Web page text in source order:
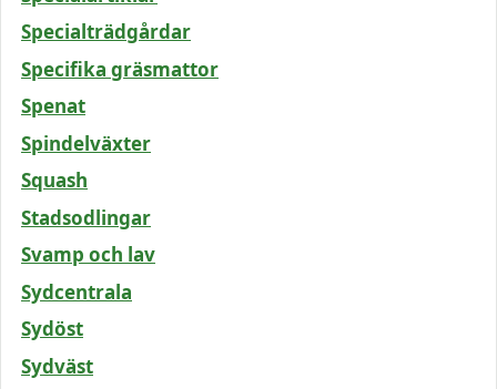
Specialträdgårdar
Specifika gräsmattor
Spenat
Spindelväxter
Squash
Stadsodlingar
Svamp och lav
Sydcentrala
Sydöst
Sydväst